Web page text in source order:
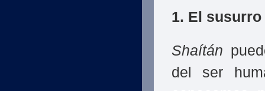
1. El susurro
Shaítán
del ser